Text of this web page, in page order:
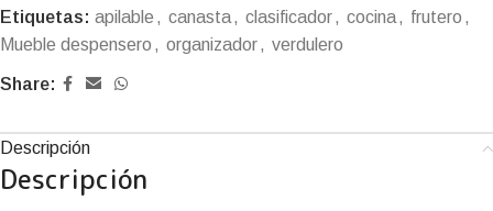
Etiquetas: apilable , canasta, clasificador, cocina, frutero ,
Mueble despensero , organizador, verdulero
Share:
Descripción
Descripción